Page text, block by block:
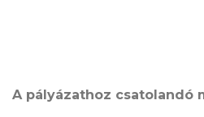
A pályázathoz